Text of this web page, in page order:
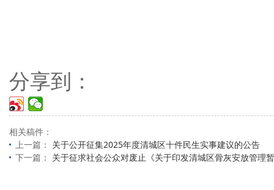
分享到：
相关稿件：
上一篇： 关于公开征集2025年度清城区十件民生实事建议的公告
下一篇： 关于征求社会公众对废止《关于印发清城区骨灰安放管理